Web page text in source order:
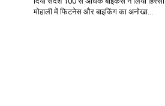
मोहाली में फिटनेस और बाइकिंग का अनोखा...